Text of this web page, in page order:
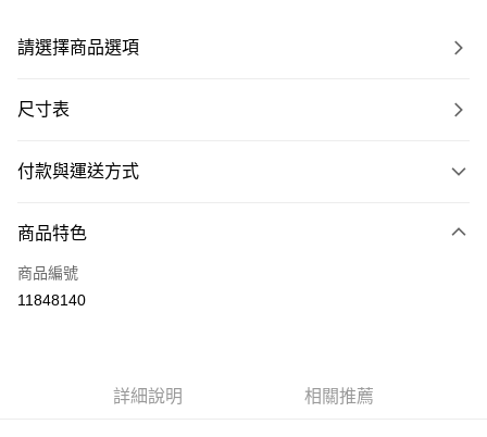
請選擇商品選項
尺寸表
付款與運送方式
信用卡一次付款
運送方式
商品特色
商品編號
11848140
詳細說明 相關推薦